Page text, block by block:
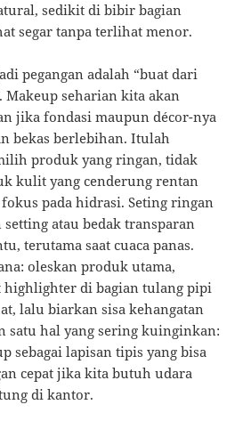
sedikit di bibir bagian
segar tanpa terlihat menor.
pegangan adalah “buat dari
seharian kita akan
jika fondasi maupun décor-nya
bekas berlebihan. Itulah
produk yang ringan, tidak
kulit yang cenderung rentan
pada hidrasi. Seting ringan
setting atau bedak transparan
terutama saat cuaca panas.
oleskan produk utama,
highlighter di bagian tulang pipi
lalu biarkan sisa kehangatan
satu hal yang sering kuinginkan:
sebagai lapisan tipis yang bisa
cepat jika kita butuh udara
di kantor.